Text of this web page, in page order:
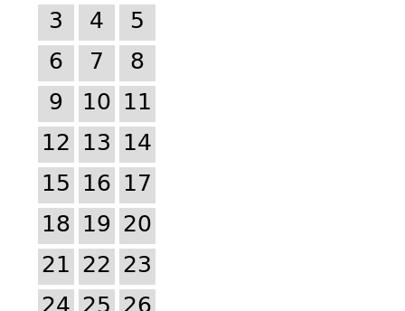
3
4
5
6
7
8
9
10 11
12 13 14
15 16 17
18 19 20
21 22 23